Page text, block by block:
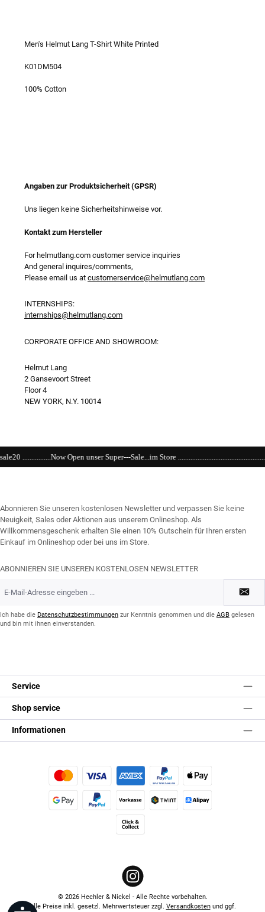
Men's Helmut Lang T-Shirt White Printed
K01DM504
100% Cotton
Angaben zur Produktsicherheit (GPSR)
Uns liegen keine Sicherheitshinweise vor.
Kontakt zum Hersteller
For helmutlang.com customer service inquiries
And general inquires/comments,
Please email us at customerservice@helmutlang.com
INTERNSHIPS:
internships@helmutlang.com
CORPORATE OFFICE AND SHOWROOM:
Helmut Lang
2 Gansevoort Street
Floor 4
NEW YORK, N.Y. 10014
Open unser Super---Sale...im Store
Abonnieren Sie unseren kostenlosen Newsletter und verpassen Sie keine
Neuigkeit, Sales oder Aktionen aus unserem Onlineshop. Als
Willkommensgeschenk erhalten Sie einen 10% Gutschein für Ihren ersten
Einkauf im Onlineshop oder bei uns im Store.
ABONNIEREN SIE UNSEREN KOSTENLOSEN NEWSLETTER
Mail-
*Ich habe die Datenschutzbestimmungen zur Kenntnis genommen und die AGB gelesen
und bin mit ihnen einverstanden.
Service
Shop service
Informationen
Kredit- oder Debitkarte Später BezahlenApple Pay
Vorkasse
Instagram
© 2026 Hechler & Nickel - Alle Rechte vorbehalten.
Alle Preise inkl. gesetzl. Mehrwertsteuer zzgl. Versandkostenund ggf.